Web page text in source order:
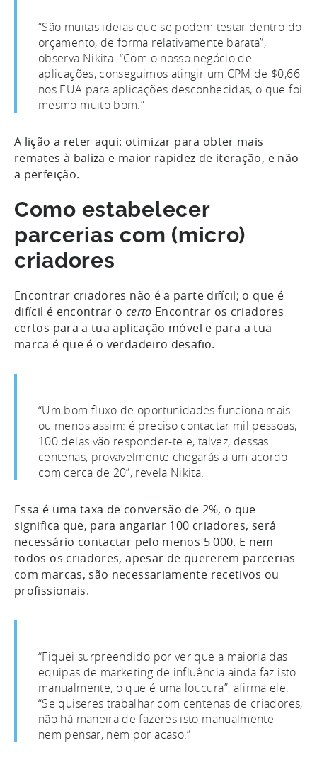
“São muitas ideias que se podem testar dentro do
orçamento, de forma relativamente barata”,
observa Nikita. “Com o nosso negócio de
aplicações, conseguimos atingir um CPM de $0,66
nos EUA para aplicações desconhecidas, o que foi
mesmo muito bom.”
A lição a reter aqui: otimizar para obter mais
remates à baliza e maior rapidez de iteração, e não
a perfeição.
Como estabelecer
parcerias com (micro)
criadores
Encontrar criadores não é a parte difícil; o que é
difícil é encontrar o certo Encontrar os criadores
certos para a tua aplicação móvel e para a tua
marca é que é o verdadeiro desafio.
“Um bom fluxo de oportunidades funciona mais
ou menos assim: é preciso contactar mil pessoas,
100 delas vão responder-te e, talvez, dessas
centenas, provavelmente chegarás a um acordo
com cerca de 20”, revela Nikita.
Essa é uma taxa de conversão de 2%, o que
significa que, para angariar 100 criadores, será
necessário contactar pelo menos 5 000. E nem
todos os criadores, apesar de quererem parcerias
com marcas, são necessariamente recetivos ou
profissionais.
“Fiquei surpreendido por ver que a maioria das
equipas de marketing de influência ainda faz isto
manualmente, o que é uma loucura”, afirma ele.
“Se quiseres trabalhar com centenas de criadores,
não há maneira de fazeres isto manualmente —
nem pensar, nem por acaso.”